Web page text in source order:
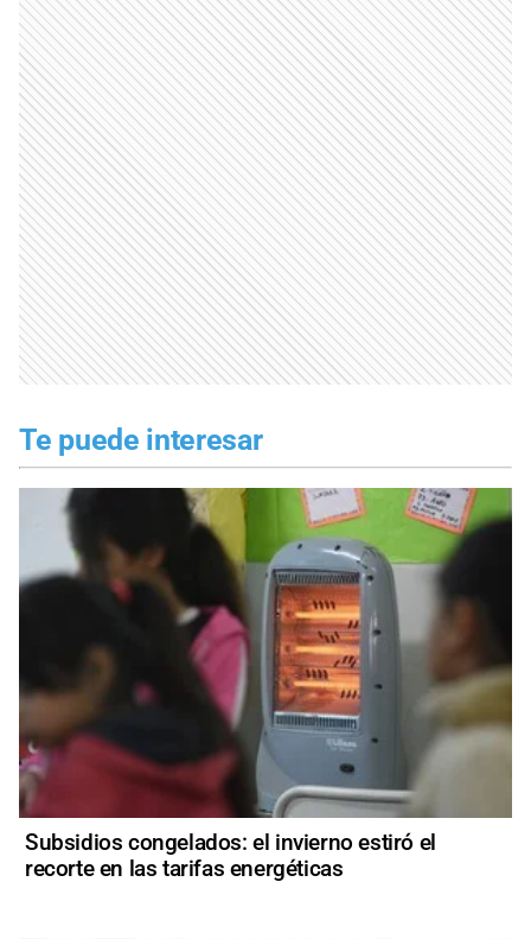
Te puede interesar
Subsidios congelados: el invierno estiró el
recorte en las tarifas energéticas